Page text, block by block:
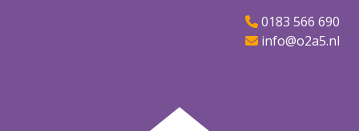
0183 566 690
info@o2a5.nl